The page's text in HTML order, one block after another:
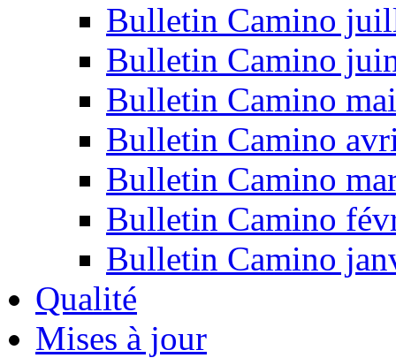
Bulletin Camino
Bulletin Camino
Bulletin Camino
Bulletin Camino
Bulletin Camino
Bulletin Camino
Bulletin Camino
Qualité
Mises à jour